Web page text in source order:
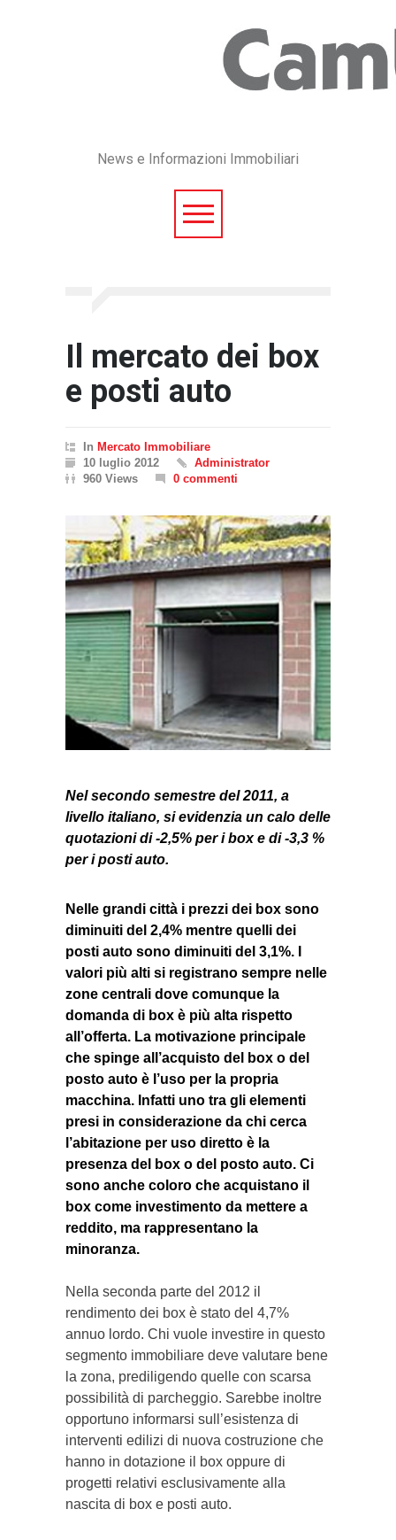
News e Informazioni Immobiliari
Il mercato dei box
e posti auto
In Mercato Immobiliare
10 luglio 2012
Administrator
960 Views
0 commenti
Nel secondo semestre del 2011, a
livello italiano, si evidenzia un calo delle
quotazioni di -2,5% per i box e di -3,3 %
per i posti auto.
Nelle grandi città i prezzi dei box sono
diminuiti del 2,4% mentre quelli dei
posti auto sono diminuiti del 3,1%. I
valori più alti si registrano sempre nelle
zone centrali dove comunque la
domanda di box è più alta rispetto
all’offerta. La motivazione principale
che spinge all’acquisto del box o del
posto auto è l’uso per la propria
macchina. Infatti uno tra gli elementi
presi in considerazione da chi cerca
l’abitazione per uso diretto è la
presenza del box o del posto auto. Ci
sono anche coloro che acquistano il
box come investimento da mettere a
reddito, ma rappresentano la
minoranza.
Nella seconda parte del 2012 il
rendimento dei box è stato del 4,7%
annuo lordo. Chi vuole investire in questo
segmento immobiliare deve valutare bene
la zona, prediligendo quelle con scarsa
possibilità di parcheggio. Sarebbe inoltre
opportuno informarsi sull’esistenza di
interventi edilizi di nuova costruzione che
hanno in dotazione il box oppure di
progetti relativi esclusivamente alla
nascita di box e posti auto.